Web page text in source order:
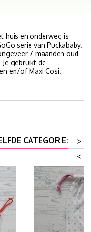
huis en onderweg is
serie van Puckababy.
7 maanden oud
gebruikt de
en/of Maxi Cosi.
CATEGORIE:
>
<